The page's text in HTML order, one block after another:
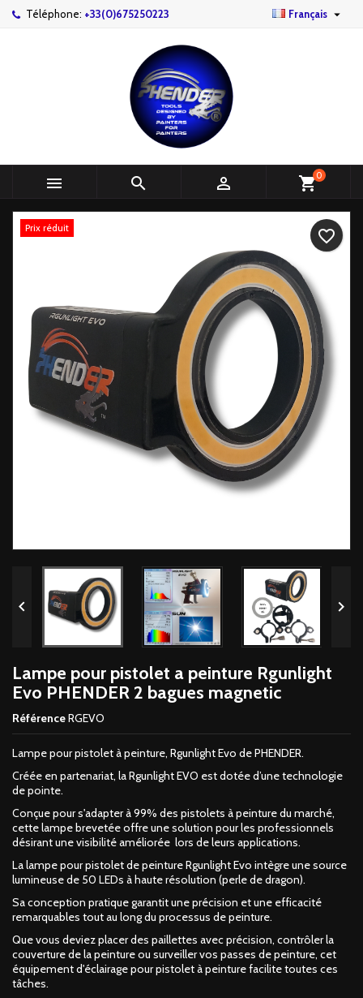
Téléphone: +33(0)675250223 Français 
   shopping_cart0
favorite_border
Prix réduit
 
Lampe pour pistolet a peinture Rgunlight
Evo PHENDER 2 bagues magnetic
RéférenceRGEVO
Lampe pour pistolet à peinture, Rgunlight Evo de PHENDER.
Créée en partenariat, la Rgunlight EVO est dotée d’une technologie
de pointe.
Conçue pour s'adapter à 99% des pistolets à peinture du marché,
cette lampe brevetée offre une solution pour les professionnels
désirant une visibilité améliorée lors de leurs applications.
La lampe pour pistolet de peinture Rgunlight Evo intègre une source
lumineuse de 50 LEDs à haute résolution (perle de dragon).
Sa conception pratique garantit une précision et une efficacité
remarquables tout au long du processus de peinture.
Que vous deviez placer des paillettes avec précision, contrôler la
couverture de la peinture ou surveiller vos passes de peinture, cet
équipement d'éclairage pour pistolet à peinture facilite toutes ces
tâches.